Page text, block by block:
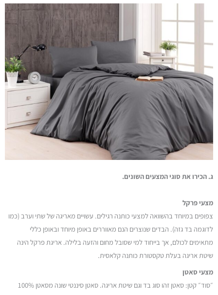
ג. הכירו את סוגי המצעים השונים.
מצעי פרקל
צפופים במיוחד בהשוואה למצעי כותנה רגילים. עשויים מאריגה של שתי וערב (כמו
לדוגמה בד גזה). הבדים שנוצרים הנם מאווררים באופן מיוחד ובאופן כללי
מתאימים לכולם, אך בייחוד למי שסובל מחום והזעה בלילה. אריגת פרקל הינה
שיטת אריגה בעלת טקסטורת כותנה קלאסית.
מצעי סאטן
״סוד״ קטן: סאטן זהו סוג בד וגם שיטת אריגה. סאטן סיננטי שונה מסאטן 100%